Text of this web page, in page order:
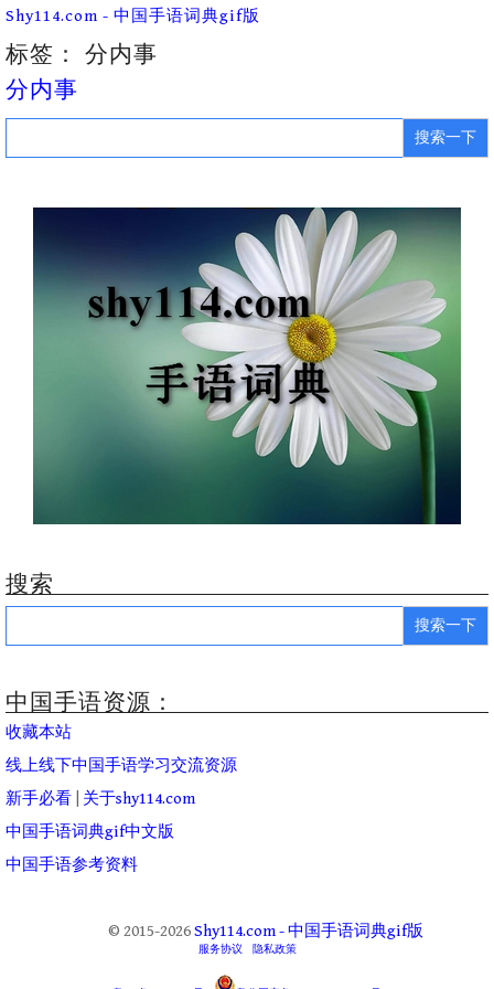
Skip
content
Shy114.com - 中国手语词典gif版
标签： 分内事
分内事
Search
搜索
Search
中国手语资源：
收藏本站
线上线下中国手语学习交流资源
新手必看
关于shy114.com
中国手语词典gif中文版
中国手语参考资料
© 2015-2026Shy114.com - 中国手语词典gif版
服务协议 隐私政策